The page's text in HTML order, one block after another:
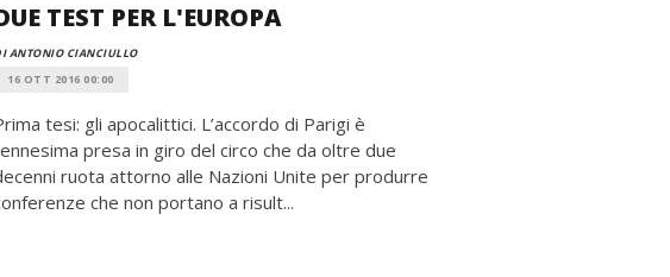
TEST PER L'EUROPA
ANTONIO CIANCIULLO
16 OTT 2016 00:00
tesi: gli apocalittici. L’accordo di Parigi è
presa in giro del circo che da oltre due
ruota attorno alle Nazioni Unite per produrre
che non portano a risult...